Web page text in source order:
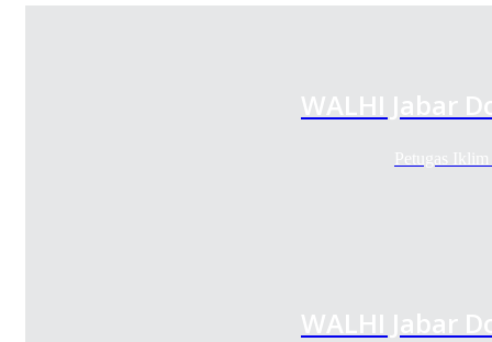
WALHI Jabar
Petugas
WALHI Jabar